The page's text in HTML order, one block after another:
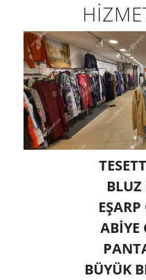
BLUZ
EŞARP
ABİYE
BÜYÜK